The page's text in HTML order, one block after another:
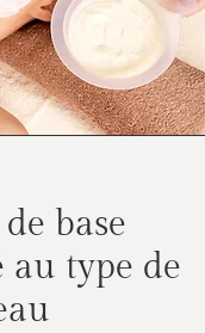
base
type de